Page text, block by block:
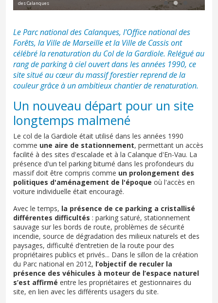
des Calanques
Le Parc national des Calanques, l'Office national des
Forêts, la Ville de Marseille et la Ville de Cassis ont
célébré la renaturation du Col de la Gardiole. Relégué au
rang de parking à ciel ouvert dans les années 1990, ce
site situé au cœur du massif forestier reprend de la
couleur grâce à un ambitieux chantier de renaturation.
Un nouveau départ pour un site
longtemps malmené
Le col de la Gardiole était utilisé dans les années 1990
comme une aire de stationnement, permettant un accès
facilité à des sites d'escalade et à la Calanque d'En-Vau. La
présence d'un tel parking bitumé dans les profondeurs du
massif doit être compris comme un prolongement des
politiques d'aménagement de l'époque où l'accès en
voiture individuelle était encouragé.
Avec le temps, la présence de ce parking a cristallisé
différentes difficultés : parking saturé, stationnement
sauvage sur les bords de route, problèmes de sécurité
incendie, source de dégradation des milieux naturels et des
paysages, difficulté d’entretien de la route pour des
propriétaires publics et privés... Dans le sillon de la création
du Parc national en 2012, l’objectif de reculer la
présence des véhicules à moteur de l’espace naturel
s’est affirmé entre les propriétaires et gestionnaires du
site, en lien avec les différents usagers du site.